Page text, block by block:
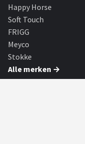
Happy Horse
Soft Touch
FRIGG
Meyco
Stokke
Alle merken →